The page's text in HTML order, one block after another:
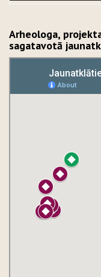
Arheologa,
sagatavotā